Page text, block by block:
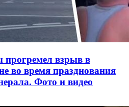
взрыв в
во время празднования
Фото и видео